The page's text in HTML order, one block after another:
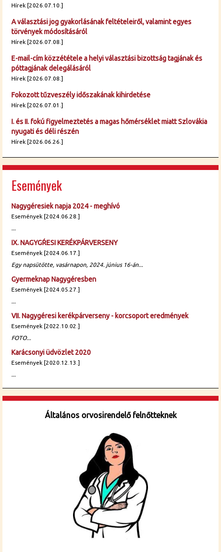
Hírek [2026.07.10.]
A választási jog gyakorlásának feltételeiről, valamint egyes
törvények módosításáról
Hírek [2026.07.08.]
E-mail-cím közzététele a helyi választási bizottság tagjának és
póttagjának delegálásáról
Hírek [2026.07.08.]
Fokozott tűzveszély időszakának kihirdetése
Hírek [2026.07.01.]
I. és II. fokú figyelmeztetés a magas hőmérséklet miatt Szlovákia
nyugati és déli részén
Hírek [2026.06.26.]
Események
Nagygéresiek napja 2024 - meghívó
Események [2024.06.28.]
...
IX. NAGYGŔESI KERÉKPÁRVERSENY
Események [2024.06.17.]
Egy napsütötte, vasárnapon, 2024. június 16-án...
Gyermeknap Nagygéresben
Események [2024.05.27.]
...
VII. Nagygéresi kerékpárverseny - korcsoport eredmények
Események [2022.10.02.]
FOTO...
Karácsonyi üdvözlet 2020
Események [2020.12.13.]
...
Általános orvosirendelő felnőtteknek